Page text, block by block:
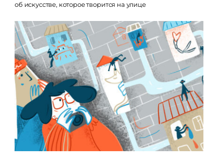
об искусстве, которое творится на улице